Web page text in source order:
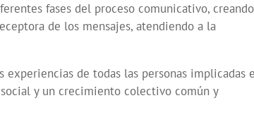
fases del proceso comunicativo, creando
de los mensajes, atendiendo a la
experiencias de todas las personas implicadas
y un crecimiento colectivo común y